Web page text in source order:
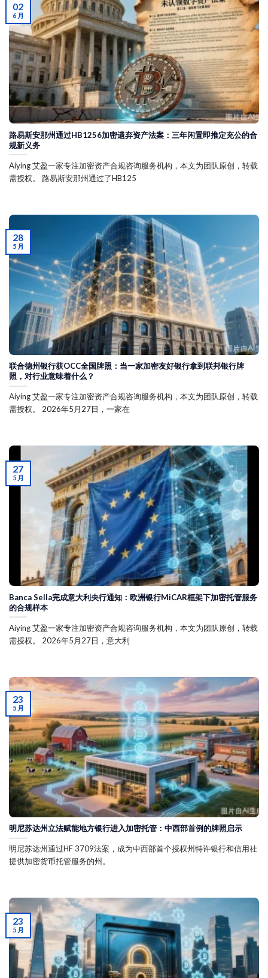
路易斯安那州通过HB1256加密遗弃资产法案：三年闲置即推定充公的合
规新义务
Aiying 艾盈一家专注加密资产合规咨询服务机构，本文为团队原创，转载
需授权。 路易斯安那州通过了HB125
02
6 月
联合德州银行获OCC全国牌照：当一家加密友好银行拿到联邦银行牌
照，对行业意味着什么？
Aiying 艾盈一家专注加密资产合规咨询服务机构，本文为团队原创，转载
需授权。 2026年5月27日，一家在
28
5 月
Banca Sella完成意大利央行通知：欧洲银行MiCAR框架下加密托管服务
的合规样本
Aiying 艾盈一家专注加密资产合规咨询服务机构，本文为团队原创，转载
需授权。 2026年5月27日，意大利
27
5 月
明尼苏达州立法赋能地方银行进入加密托管：中西部首例的牌照启示
明尼苏达州通过HF 3709法案，成为中西部首个授权州特许银行和信用社
提供加密货币托管服务的州。
23
5 月
23
5 月